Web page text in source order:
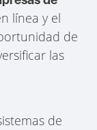
línea y el
de
las
de